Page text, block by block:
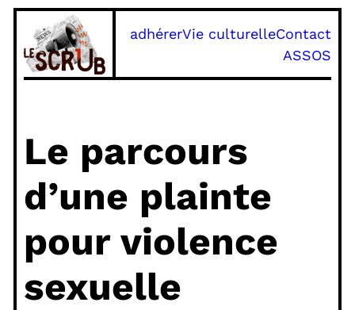
adhérerVie culturelleContact
ASSOS
Le parcours
d’une plainte
pour violence
sexuelle